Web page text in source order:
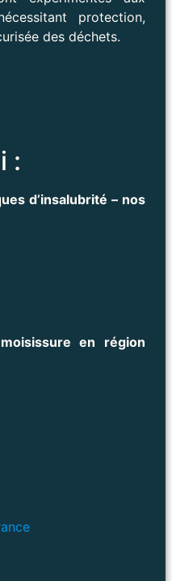
protection,
des déchets.
:
d’insalubrité – nos
en région